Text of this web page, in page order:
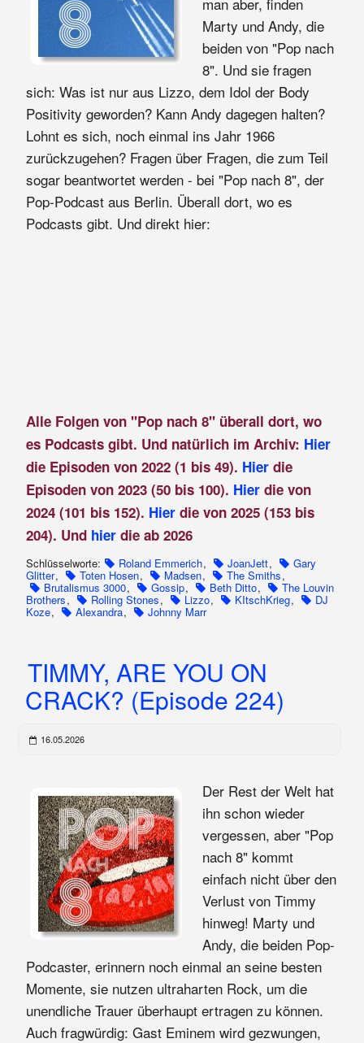
Marty und Andy, die
beiden von "Pop nach
8". Und sie fragen
sich: Was ist nur aus Lizzo, dem Idol der Body
Positivity geworden? Kann Andy dagegen halten?
Lohnt es sich, noch einmal ins Jahr 1966
zurückzugehen? Fragen über Fragen, die zum Teil
sogar beantwortet werden - bei "Pop nach 8", der
Pop-Podcast aus Berlin. Überall dort, wo es
Podcasts gibt. Und direkt hier:
Alle Folgen von "Pop nach 8" überall dort, wo
es Podcasts gibt. Und natürlich im Archiv: Hier
die Episoden von 2022 (1 bis 49). Hierdie
Episoden von 2023 (50 bis 100). Hier die von
2024 (101 bis 152). Hier die von 2025 (153 bis
204). Und hier die ab 2026
Schlüsselworte: Roland Emmerich, JoanJett, Gary
Glitter, Toten Hosen, Madsen, The Smiths,
Brutalismus 3000, Gossip, Beth Ditto, The Louvin
Brothers, Rolling Stones, Lizzo, KItschKrieg, DJ
Koze, Alexandra, Johnny Marr
TIMMY, ARE YOU ON
CRACK? (Episode 224)
16.05.2026
Der Rest der Welt hat
ihn schon wieder
vergessen, aber "Pop
nach 8" kommt
einfach nicht über den
Verlust von Timmy
hinweg! Marty und
Andy, die beiden Pop-
Podcaster, erinnern noch einmal an seine besten
Momente, sie nutzen ultraharten Rock, um die
unendliche Trauer überhaupt ertragen zu können.
Auch fragwürdig: Gast Eminem wird gezwungen,